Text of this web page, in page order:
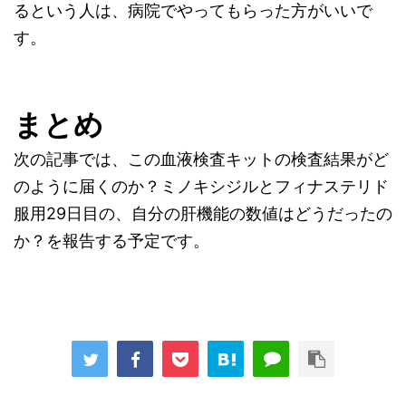
るという人は、病院でやってもらった方がいいで
す。
まとめ
次の記事では、この血液検査キットの検査結果がど
のように届くのか？ミノキシジルとフィナステリド
服用29日目の、自分の肝機能の数値はどうだったの
か？を報告する予定です。